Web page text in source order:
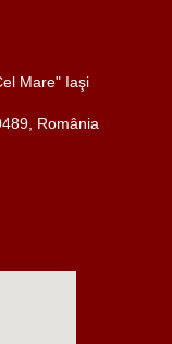
Mare" Iaşi
România